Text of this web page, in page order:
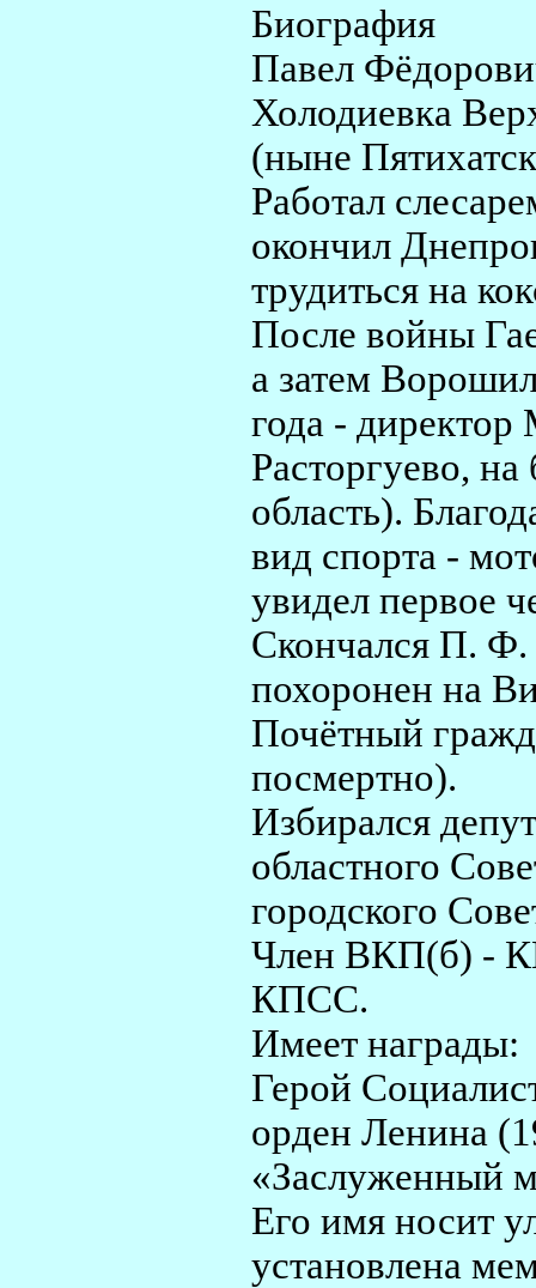
Биография
Павел
Холодиевка
(ныне
Работал
окончил
трудиться на
После войны
а затем
года - директор
Расторгуево,
область).
вид спорта -
увидел первое
Скончался П. Ф.
похоронен на
Почётный
посмертно).
Избирался
областного
городского
Член ВКП(б) -
КПСС.
Имеет награды:
Герой
орден Ленина
«Заслуженный
Его имя носит
установлена